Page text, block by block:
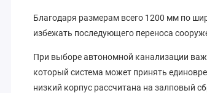
Благодаря размерам всего 1200 мм по
избежать последующего переноса
При выборе автономной канализации
который система может принять
низкий корпус рассчитана на залповый